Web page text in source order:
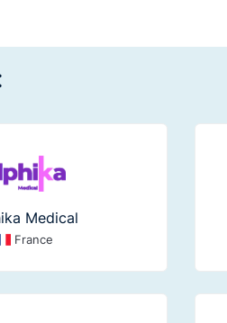
Medical
France